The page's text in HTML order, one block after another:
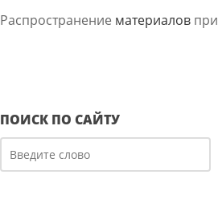
Распространение материалов при
ПОИСК ПО САЙТУ